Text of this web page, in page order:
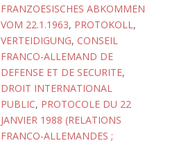
FRANZOESISCHES ABKOMMEN
VOM 22.1.1963, PROTOKOLL,
VERTEIDIGUNG, CONSEIL
FRANCO-ALLEMAND DE
DEFENSE ET DE SECURITE,
DROIT INTERNATIONAL
PUBLIC, PROTOCOLE DU 22
JANVIER 1988 (RELATIONS
FRANCO-ALLEMANDES ;